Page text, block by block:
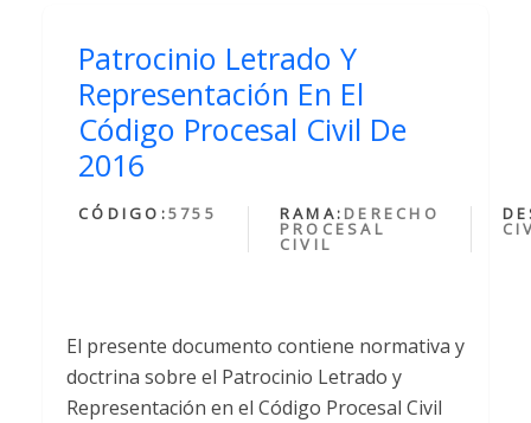
Patrocinio Letrado Y
Representación En El
Código Procesal Civil De
2016
CÓDIGO:5755 RAMA: DERECHO
PROCESAL
CIVIL
El presente documento contiene normativa y
doctrina sobre el Patrocinio Letrado y
Representación en el Código Procesal Civil